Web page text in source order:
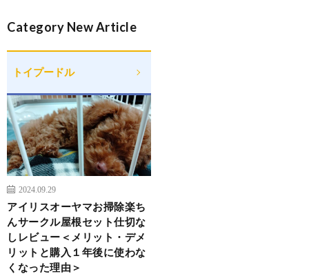
Category New Article
トイプードル
2024.09.29
アイリスオーヤマお掃除楽ち
んサークル屋根セット仕切な
しレビュー＜メリット・デメ
リットと購入１年後に使わな
くなった理由＞